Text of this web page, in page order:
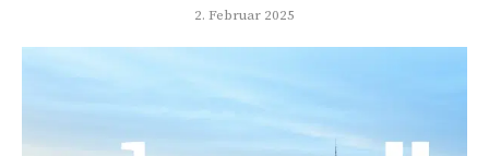
2. Februar 2025